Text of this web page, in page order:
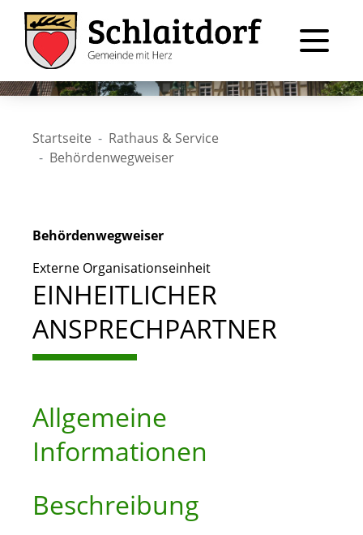
Startseite
Rathaus & Service
Behördenwegweiser
Behördenwegweiser
Externe Organisationseinheit
EINHEITLICHER
ANSPRECHPARTNER
Allgemeine
Informationen
Beschreibung